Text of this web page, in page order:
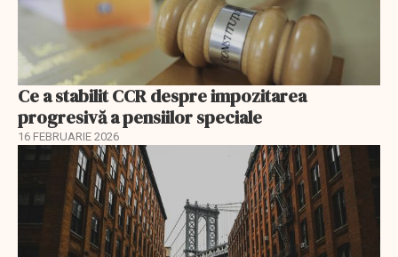
Ce a stabilit CCR despre impozitarea
progresivă a pensiilor speciale
16 FEBRUARIE 2026